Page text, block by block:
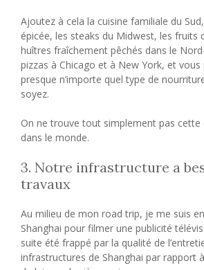
Ajoutez à cela la cuisine familiale du
épicée, les steaks du Midwest, les fruits
huîtres fraîchement pêchés dans le
pizzas à Chicago et à New York, et
presque n’importe quel type de
soyez.
On ne trouve tout simplement pas cette
dans le monde.
3. Notre infrastructure a
travaux
Au milieu de mon road trip, je me suis
Shanghai pour filmer une publicité
suite été frappé par la qualité de
infrastructures de Shanghai par rapport